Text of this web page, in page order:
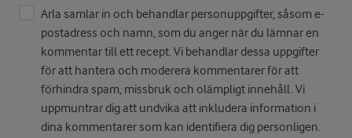
Arla samlar in och behandlar personuppgifter, såsom e-
postadress och namn, som du anger när du lämnar en
kommentar till ett recept. Vi behandlar dessa uppgifter
för att hantera och moderera kommentarer för att
förhindra spam, missbruk och olämpligt innehåll. Vi
uppmuntrar dig att undvika att inkludera information i
dina kommentarer som kan identifiera dig personligen.